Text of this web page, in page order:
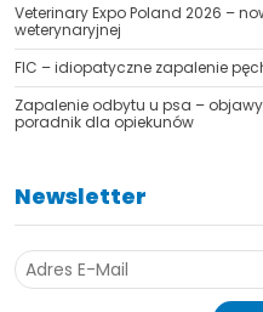
Veterinary Expo Poland 2026 –
weterynaryjnej
FIC – idiopatyczne zapalenie
Zapalenie odbytu u psa –
poradnik dla opiekunów
Newsletter